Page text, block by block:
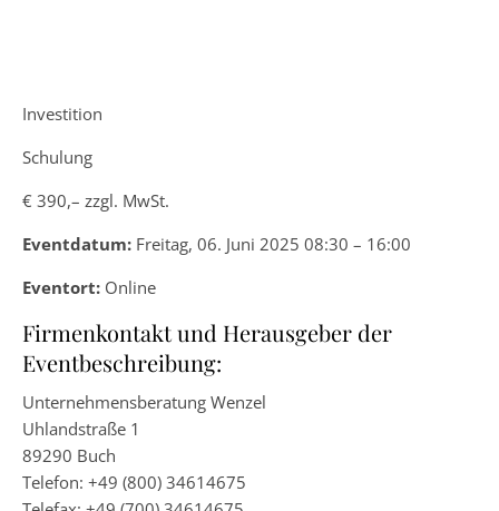
Investition
Schulung
€ 390,– zzgl. MwSt.
Eventdatum: Freitag, 06. Juni 2025 08:30 – 16:00
Eventort: Online
Firmenkontakt und Herausgeber der
Eventbeschreibung:
Unternehmensberatung Wenzel
Uhlandstraße 1
89290 Buch
Telefon: +49 (800) 34614675